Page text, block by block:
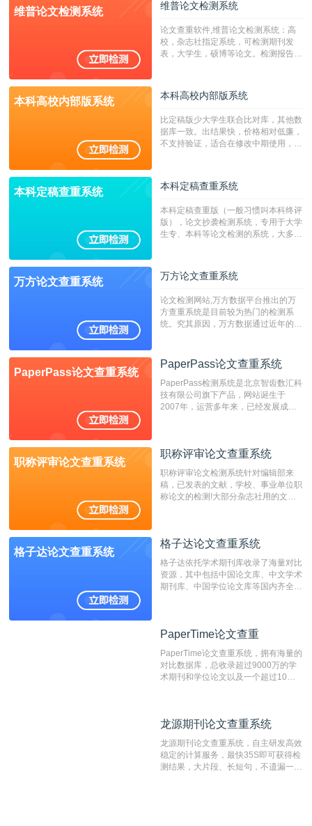
广，数据来源真实，检测算法合理!本
字符数30万）
维普论文检测系统 维普论文检测系统
论文查重软件,维普论文检测系统：高
校，杂志社指定系统，可检测期刊发
表，大学生，硕博等论文。检测报告支
本科高校内部版系统 本科高校内部版系统
比定稿版少大学生联合比对库，其他数
据库一致。出结果快，价格相对低廉，
不支持验证，适合在修改中期使用，定
本科定稿查重系统 本科定稿查重系统
本科定稿查重版（一般习惯叫本科终评
版），论文抄袭检测系统，专用于大学
生专、本科等论文检测的系统，大多数
万方论文查重系统 万方论文查重系统
论文检测网站,万方数据平台推出的万
方查重系统是目前较为热门的检测系
统。究其原因，万方数据通过近年的发
检测系统，其真实性和权威性无可厚
非。其次，相对于知网而言，万方检测
费用少，上手容易，是学生初次论文查
重的推荐系统。
PaperPass论文查重系统
PaperPass论文查重系统
PaperPass检测系统是北京智齿数汇科
技有限公司旗下产品，网站诞生于
2007年，运营多年来，已经发展成为
检测速度快、精度高，市场反映良好。
职称评审论文查重系统
职称评审论文查重系统
职称评审论文检测系统针对编辑部来
稿，已发表的文献，学校、事业单位职
称论文的检测!大部分杂志社用的文献
编辑部检测来稿和已发表的文献,检测
测时注意填写第一作者,才能排除已发
表文献复制比。（限制字符数1万）
格子达论文查重系统
格子达论文查重系统
格子达依托学术期刊库收录了海量对比
资源，其中包括中国论文库、中文学术
期刊库、中国学位论文库等国内齐全的
系统，可检测中文、英文两种语言的论
PaperTime论文查重
PaperTime论文查重系统，拥有海量的
对比数据库，总收录超过9000万的学
术期刊和学位论文以及一个超过10亿
对，利用指纹索引快速而精准地在云检
有相似的片段，该项技术检测速度快、
准确率高，市场反映良好。
龙源期刊论文查重系统
龙源期刊论文查重系统，自主研发高效
稳定的计算服务，最快35S即可获得检
测结果，大片段、长短句，不遗漏一处